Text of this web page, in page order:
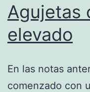
Agujetas
elevado
En las notas
comenzado con